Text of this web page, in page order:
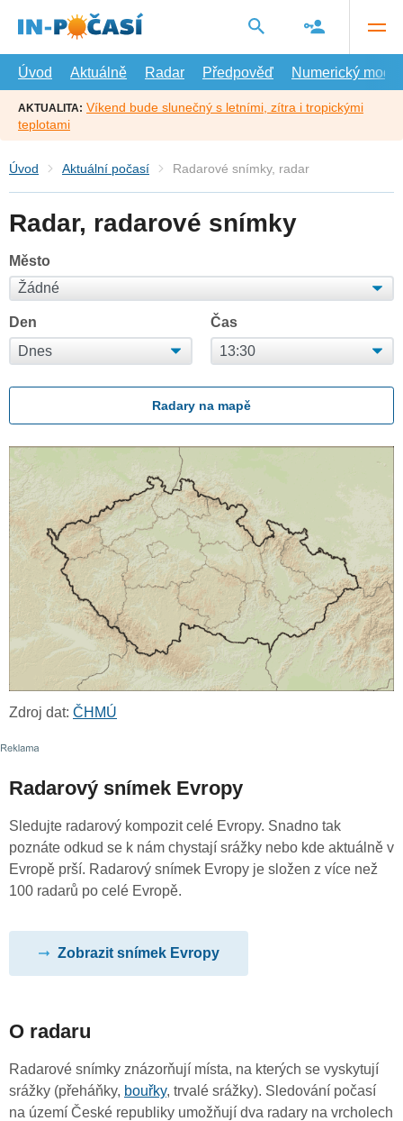
hlavní
Úvod
Aktuálně Radar Předpověď Numerický model
AKTUALITA: Víkend bude slunečný s letními, zítra i tropickými
teplotami
Úvod Aktuální počasí Radarové snímky, radar
Radar, radarové snímky
Město
Den Čas
Radary na mapě
Zdroj dat: ČHMÚ
Radarový snímek Evropy
Sledujte radarový kompozit celé Evropy. Snadno tak
poznáte odkud se k nám chystají srážky nebo kde aktuálně v
Evropě prší. Radarový snímek Evropy je složen z více než
100 radarů po celé Evropě.
Zobrazit snímek Evropy
O radaru
Radarové snímky znázorňují místa, na kterých se vyskytují
srážky (přeháňky, bouřky, trvalé srážky). Sledování počasí
na území České republiky umožňují dva radary na vrcholech